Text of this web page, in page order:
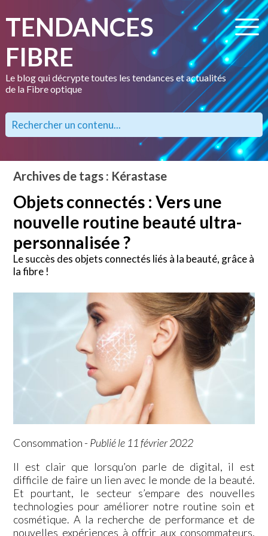
TENDANCES
FIBRE
Le blog qui décrypte toutes les tendances et actualités
de la Fibre optique
Archives de tags : Kérastase
Objets connectés : Vers une
nouvelle routine beauté ultra-
personnalisée ?
Le succès des objets connectés liés à la beauté, grâce à
la fibre !
Consommation - Publié le 11 février 2022
Il est clair que lorsqu’on parle de digital, il est
difficile de faire un lien avec le monde de la beauté.
Et pourtant, le secteur s’empare des nouvelles
technologies pour améliorer notre routine soin et
cosmétique. A la recherche de performance et de
nouvelles expériences à offrir aux consommateurs,